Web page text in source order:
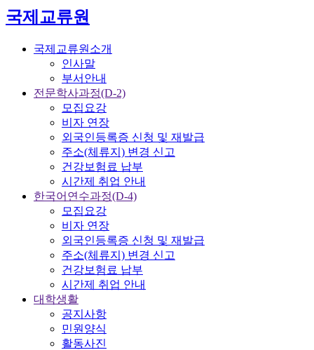
국제교류원
국제교류원소개
인사말
부서안내
전문학사과정(D-2)
모집요강
비자 연장
외국인등록증 신청 및 재발급
주소(체류지) 변경 신고
건강보험료 납부
시간제 취업 안내
한국어연수과정(D-4)
모집요강
비자 연장
외국인등록증 신청 및 재발급
주소(체류지) 변경 신고
건강보험료 납부
시간제 취업 안내
대학생활
공지사항
민원양식
활동사진